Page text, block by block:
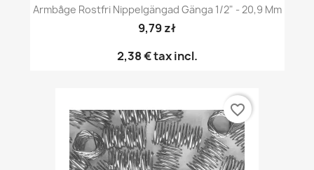
Armbåge Rostfri Nippelgängad Gänga 1/2" - 20,9 Mm
9,79 zł
2,38 €tax incl.
favorite_border